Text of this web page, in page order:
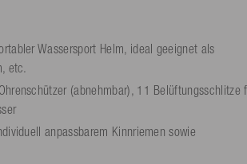
Wassersport Helm, ideal geeignet als
etc.
(abnehmbar), 11 Belüftungsschlitze
anpassbarem Kinnriemen sowie